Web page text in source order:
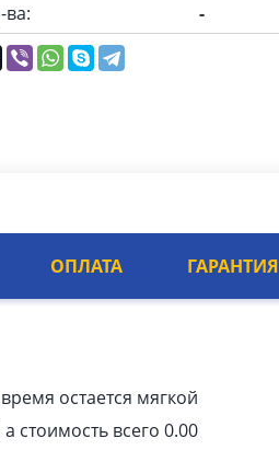
ва:
-
ОПЛАТА ГАРАНТИЯ
остается мягкой
стоимость всего 0.00